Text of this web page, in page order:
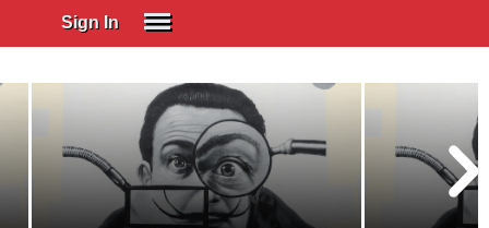
Sign In
Spanish (Spain)
Spanish (Latino)
SUBSCRIBE